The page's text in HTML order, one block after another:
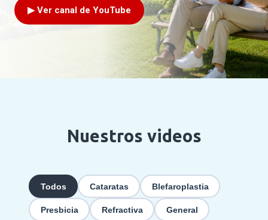
▶ Ver canal de YouTube
Nuestros videos
Todos Cataratas Blefaroplastia
Presbicia Refractiva General